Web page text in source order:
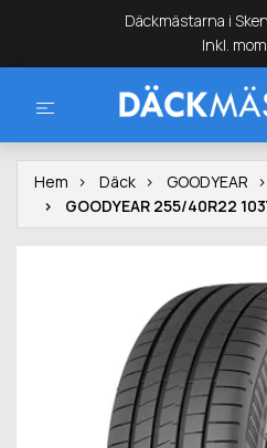
Däckmästarna i
Inkl.
Hem Däck GOODYEAR
GOODYEAR 255/40R22